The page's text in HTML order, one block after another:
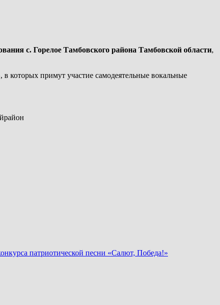
с. Горелое Тамбовского района Тамбовской области,
, в которых примут участие самодеятельные вокальные
патриотической песни «Салют, Победа!»